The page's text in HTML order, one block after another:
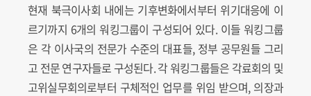
현재 북극이사회 내에는 기후변화에서부터 위기대응에 이
르기까지 6개의 워킹그룹이 구성되어 있다. 이들 워킹그룹
은 각 이사국의 전문가 수준의 대표들, 정부 공무원들 그리
고 전문 연구자들로 구성된다. 각 워킹그룹들은 각료회의 및
고위실무회의로부터 구체적인 업무를 위임 받으며, 의장과